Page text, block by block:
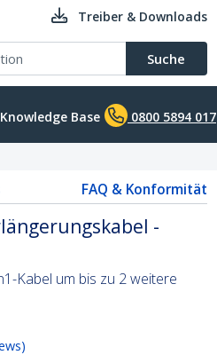
Treiber & Downloads
Suche
Knowledge Base 0800 5894 017
FAQ & Konformität
-
Kabel um bis zu 2 weitere
)